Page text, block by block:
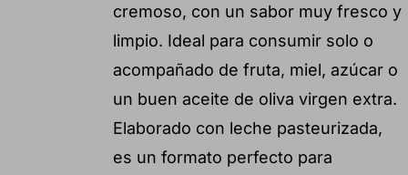
cremoso, con un sabor muy fresco y
limpio. Ideal para consumir solo o
acompañado de fruta, miel, azúcar o
un buen aceite de oliva virgen extra.
Elaborado con leche pasteurizada,
es un formato perfecto para